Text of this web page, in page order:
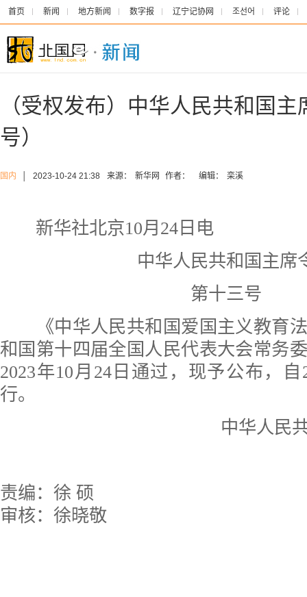
首页 新闻 地方新闻 数字报 辽宁记协网 조선어 评论
（受权发布）中华人民共和国
号）
国内 2023-10-24 21:38 来源： 新华网 作者： 编辑： 栾溪
新华社北京10月24日电
中华人民共和国主席
第十三号
《中华人民共和国爱国主义教育法
和国第十四届全国人民代表大会常务
2023年10月24日通过，现予公布，
行。
中华人民共
责编：徐 硕
审核：徐晓敬